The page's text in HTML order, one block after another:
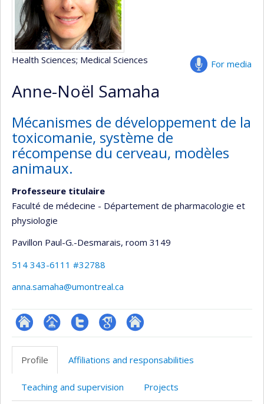
For media
Health Sciences; Medical Sciences
Anne-Noël Samaha
Mécanismes de développement de la
toxicomanie, système de
récompense du cerveau, modèles
animaux.
Professeure titulaire
Faculté de médecine - Département de pharmacologie et
physiologie
Pavillon Paul-G.-Desmarais, room 3149
514 343-6111 #32788
anna.samaha@umontreal.ca
ResearchGate
Page
professionnelle
(faculté,département,école)
Compte
Twitter
GoogleAutre
web
Profile Affiliations and responsabilities
Teaching and supervision Projects